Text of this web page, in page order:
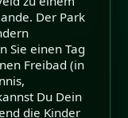
Der Park
Sie einen Tag
Freibad (in
Du Dein
die Kinder